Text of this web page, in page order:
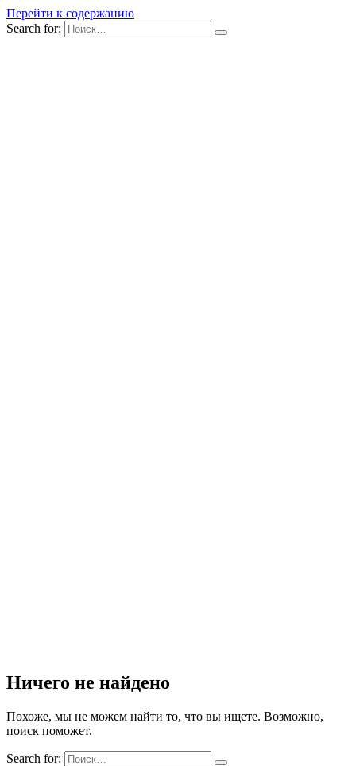
Перейти к содержанию
Search for:
Ничего не найдено
Похоже, мы не можем найти то, что вы ищете. Возможно,
поиск поможет.
Search for: